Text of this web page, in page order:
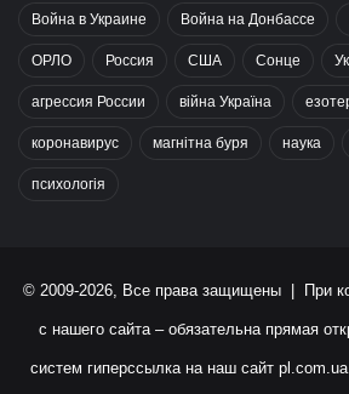
Война в Украине Война на Донбассе
ОРЛО Россия США Сонце
агрессия России війна Україна
коронавирус магнітна буря наука
психологія
© 2009-2026, Все права защищены | При
с нашего сайта – обязательна прямая
систем гиперссылка на наш сайт pl.com.ua